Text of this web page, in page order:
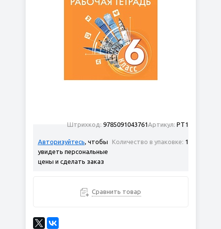
Артикул: РТ1
Штрихкод: 9785091043761
Количество в упаковке: 1
Авторизуйтесь, чтобы
увидеть персональные
цены и сделать заказ
Сравнить товар